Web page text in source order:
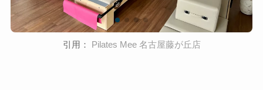
引用： Pilates Mee 名古屋藤が丘店